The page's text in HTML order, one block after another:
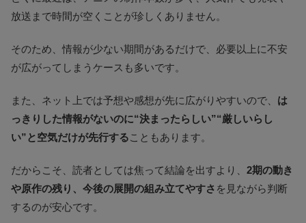
放送まで時間が空くことが珍しくありません。
そのため、情報が少ない期間があるだけで、必要以上に不安
が広がってしまうケースも多いです。
また、ネット上では予想や感想が先に広がりやすいので、 は
っきりした情報がないのに“決まったらしい”“厳しいらし
い”と空気だけが先行することもあります。
だからこそ、読者としては焦って結論を出すより、 2期の動き
や原作の残り、今後の展開の組み立てやすさ を見ながら判断
するのが安心です。